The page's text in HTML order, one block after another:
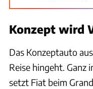
Konzept wird
Das Konzeptauto
Reise hingeht. Ganz
setzt Fiat beim